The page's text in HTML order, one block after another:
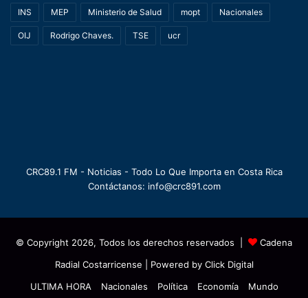
INS MEP Ministerio de Salud mopt Nacionales
OIJ Rodrigo Chaves. TSE ucr
CRC89.1 FM - Noticias - Todo Lo Que Importa en Costa Rica
Contáctanos: info@crc891.com
© Copyright 2026, Todos los derechos reservados |
Cadena
Radial Costarricense | Powered by Click Digital
ULTIMA HORA
Nacionales Política Economía Mundo